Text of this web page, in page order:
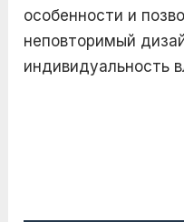
особенности и
неповторимый
индивидуальность